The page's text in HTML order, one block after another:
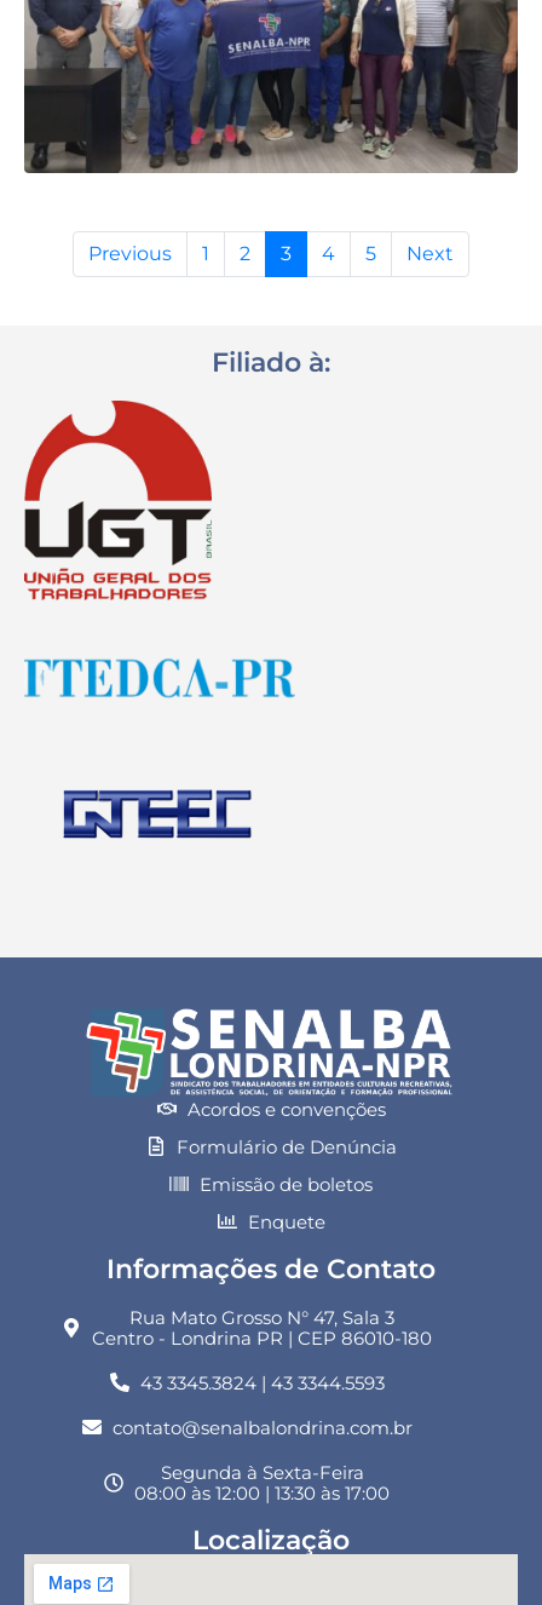
Previous 1 2 3 4 5 Next
Filiado à:
Acordos e convenções
Formulário de Denúncia
Emissão de boletos
Enquete
Informações de Contato
Rua Mato Grosso N° 47, Sala 3
Centro - Londrina PR | CEP 86010-180
43 3345.3824 | 43 3344.5593
contato@senalbalondrina.com.br
Segunda à Sexta-Feira
08:00 às 12:00 | 13:30 às 17:00
Localização